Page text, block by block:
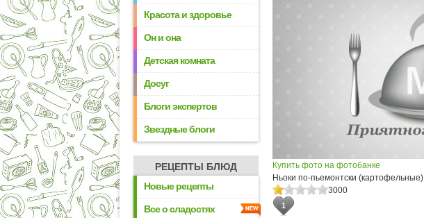
Красота и здоровье
Он и она
Детская комната
Досуг
Блоги экспертов
Звездные блоги
РЕЦЕПТЫ БЛЮД
Новые рецепты
Все о сладостях
Купить фото на фотобанке
Ньоки по-пьемонтски (картофельные)
3000
1